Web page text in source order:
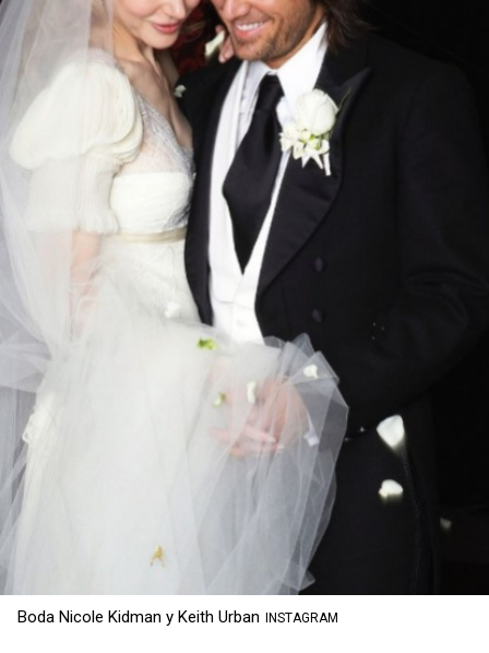
Boda Nicole Kidman y Keith Urban INSTAGRAM